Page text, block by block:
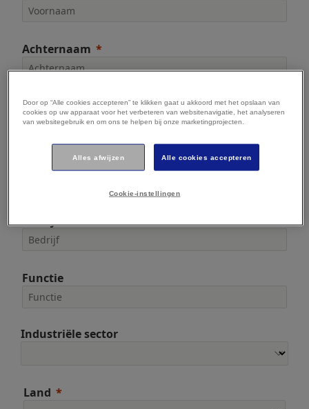
Achternaam
E-mailadres
Bedrijf
Functie
Industriële sector
Land
Door op “Alle cookies accepteren” te klikken gaat u akkoord met het opslaan van
cookies op uw apparaat voor het verbeteren van websitenavigatie, het analyseren
van websitegebruik en om ons te helpen bij onze marketingprojecten.
Alles afwijzen Alle cookies accepteren
Cookie-instellingen